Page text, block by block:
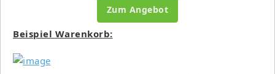
Zum Angebot
Beispiel Warenkorb: